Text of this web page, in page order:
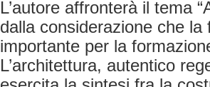
L’autore affronterà il tema
dalla considerazione che
importante per la
L’architettura, autentico